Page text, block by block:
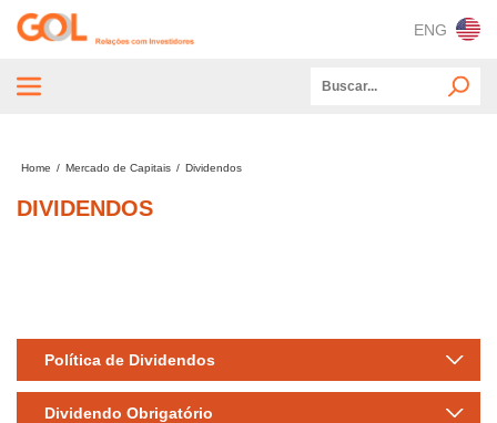
ENG
Publicações CVM e SEC
Informações e Investidores
Home / Mercado de Capitais / Dividendos
DIVIDENDOS
Política de Dividendos
Dividendo Obrigatório